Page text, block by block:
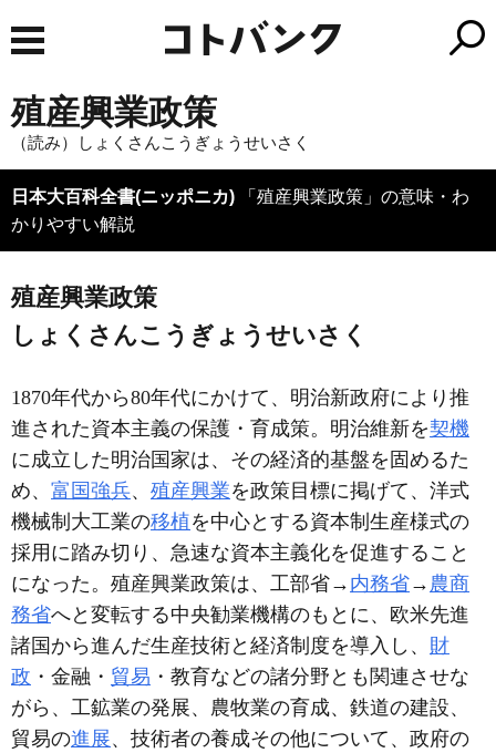
殖産興業政策
（読み）しょくさんこうぎょうせいさく
日本大百科全書(ニッポニカ) 「殖産興業政策」の意味・わ
かりやすい解説
殖産興業政策
しょくさんこうぎょうせいさく
1870年代から80年代にかけて、明治新政府により推
進された資本主義の保護・育成策。明治維新を契機
に成立した明治国家は、その経済的基盤を固めるた
め、 富国強兵、 殖産興業を政策目標に掲げて、洋式
機械制大工業の移植を中心とする資本制生産様式の
採用に踏み切り、急速な資本主義化を促進すること
になった。殖産興業政策は、工部省→ 内務省→ 農商
務省へと変転する中央勧業機構のもとに、欧米先進
諸国から進んだ生産技術と経済制度を導入し、 財
政 ・金融・ 貿易 ・教育などの諸分野とも関連させな
がら、工鉱業の発展、農牧業の育成、鉄道の建設、
貿易の進展、技術者の養成その他について、政府の